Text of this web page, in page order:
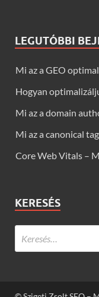
LEGUTÓBBI
Mi az a GEO
Hogyan
Mi az a domain
Mi az a canonical
Core Web Vitals –
KERESÉS